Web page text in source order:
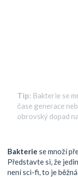
Tip: Bakterie se
čase generace
obrovský dopad
Bakterie se množí
Představte si, že
není sci-fi, to je